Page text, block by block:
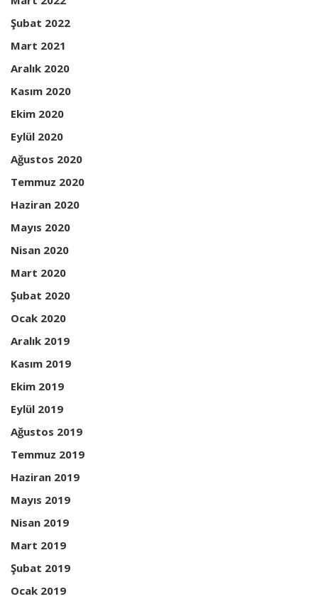
Şubat 2022
Mart 2021
Aralık 2020
Kasım 2020
Ekim 2020
Eylül 2020
Ağustos 2020
Temmuz 2020
Haziran 2020
Mayıs 2020
Nisan 2020
Mart 2020
Şubat 2020
Ocak 2020
Aralık 2019
Kasım 2019
Ekim 2019
Eylül 2019
Ağustos 2019
Temmuz 2019
Haziran 2019
Mayıs 2019
Nisan 2019
Mart 2019
Şubat 2019
Ocak 2019